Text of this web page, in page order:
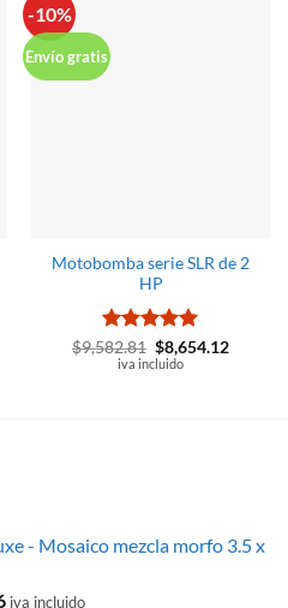
-10%
Envío gratis
Motobomba serie SLR de 2
HP
Valorado
con5de 5
$9,582.81 El
precio
$8,654.12El
iva incluido
- Mosaico mezcla morfo 3.5 x
Eliva incluido